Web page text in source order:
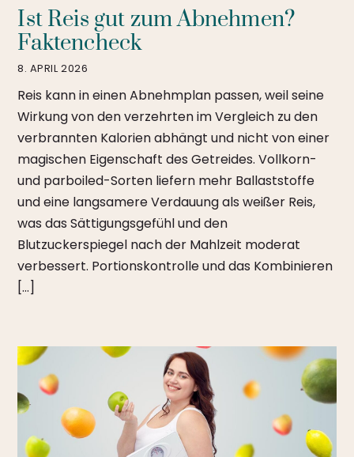
8. APRIL 2026
Ist Reis gut zum Abnehmen?
Faktencheck
Reis kann in einen Abnehmplan passen, weil seine
Wirkung von den verzehrten im Vergleich zu den
verbrannten Kalorien abhängt und nicht von einer
magischen Eigenschaft des Getreides. Vollkorn-
und parboiled-Sorten liefern mehr Ballaststoffe
und eine langsamere Verdauung als weißer Reis,
was das Sättigungsgefühl und den
Blutzuckerspiegel nach der Mahlzeit moderat
verbessert. Portionskontrolle und das Kombinieren
[…]